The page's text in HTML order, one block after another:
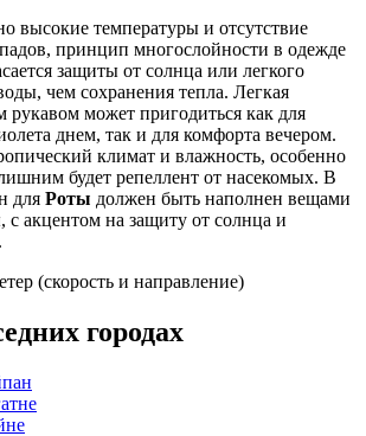
высокие температуры и отсутствие
принцип многослойности в одежде
защиты от солнца или легкого
чем сохранения тепла. Легкая
может пригодиться как для
днем, так и для комфорта вечером.
климат и влажность, особенно
будет репеллент от насекомых. В
для Роты должен быть наполнен вещами
с акцентом на защиту от солнца и
(скорость и направление)
городах